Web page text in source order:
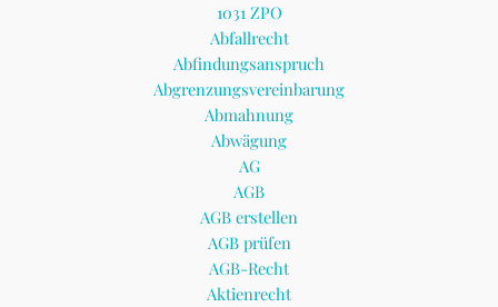
1031 ZPO
Abfallrecht
Abfindungsanspruch
Abgrenzungsvereinbarung
Abmahnung
Abwägung
AG
AGB
AGB erstellen
AGB prüfen
AGB-Recht
Aktienrecht